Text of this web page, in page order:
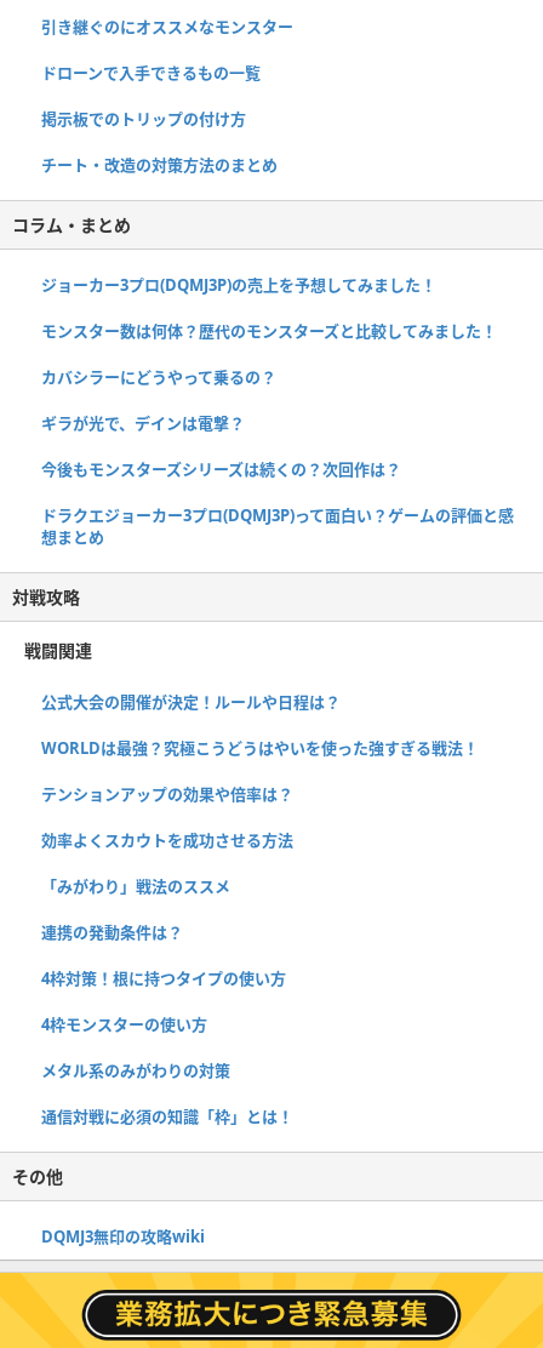
引き継ぐのにオススメなモンスター
ドローンで入手できるもの一覧
掲示板でのトリップの付け方
チート・改造の対策方法のまとめ
コラム・まとめ
ジョーカー3プロ(DQMJ3P)の売上を予想してみました！
モンスター数は何体？歴代のモンスターズと比較してみました！
カバシラーにどうやって乗るの？
ギラが光で、デインは電撃？
今後もモンスターズシリーズは続くの？次回作は？
ドラクエジョーカー3プロ(DQMJ3P)って面白い？ゲームの評価と感
想まとめ
対戦攻略
戦闘関連
公式大会の開催が決定！ルールや日程は？
WORLDは最強？究極こうどうはやいを使った強すぎる戦法！
テンションアップの効果や倍率は？
効率よくスカウトを成功させる方法
「みがわり」戦法のススメ
連携の発動条件は？
4枠対策！根に持つタイプの使い方
4枠モンスターの使い方
メタル系のみがわりの対策
通信対戦に必須の知識「枠」とは！
その他
DQMJ3無印の攻略wiki